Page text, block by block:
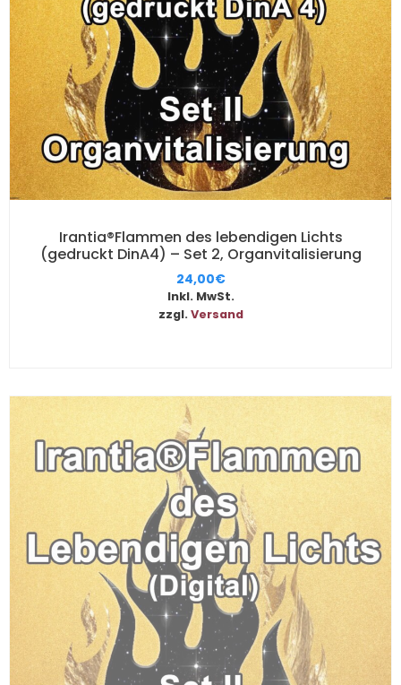
Irantia®Flammen des lebendigen Lichts
(gedruckt DinA4) – Set 2, Organvitalisierung
24,00€
Inkl. MwSt.
zzgl. Versand